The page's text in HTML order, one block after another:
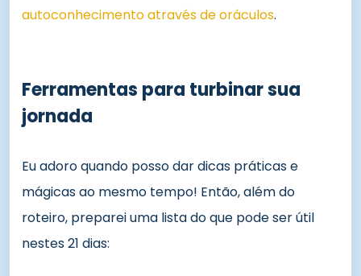
autoconhecimento através de oráculos.
Ferramentas para turbinar sua
jornada
Eu adoro quando posso dar dicas práticas e
mágicas ao mesmo tempo! Então, além do
roteiro, preparei uma lista do que pode ser útil
nestes 21 dias: